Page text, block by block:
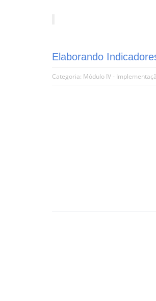
Elaborando
Categoria: Módulo IV -